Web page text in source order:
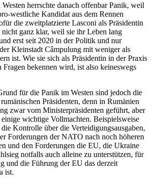
herrschte danach offenbar Panik, weil
westliche Kandidat aus dem Rennen
die zweit­platzierte Lasconi als Präsidentin
nicht ganz klar, weil sie ihr Leben lang
erst seit 2020 in der Politik und nur
Kleinstadt Câmpulung mit weniger als
ist. Wie sie sich als Präsidentin in der Praxis
Fragen bekennen wird, ist also keineswegs
für die Panik im Westen sind jedoch die
Präsidenten, denn in Rumänien
zwar vom Minister­präsidenten geführt, aber
einige wichtige Vollmachten. Beispielsweise
Kontrolle über die Verteidigungs­ausgaben,
Forderungen der NATO nach noch höheren
und den Forderungen die EU, die Ukraine
notfalls auch alleine zu unterstützen, für
und die Führung der EU das derzeit
ist.